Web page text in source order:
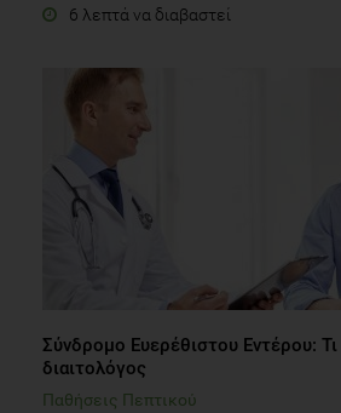
6 λεπτά να διαβαστεί
Σύνδρομο Ευερέθιστου Εντέρου:
διαιτολόγος
Παθήσεις Πεπτικού